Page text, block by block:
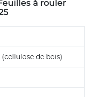
à rouler
(cellulose de bois)